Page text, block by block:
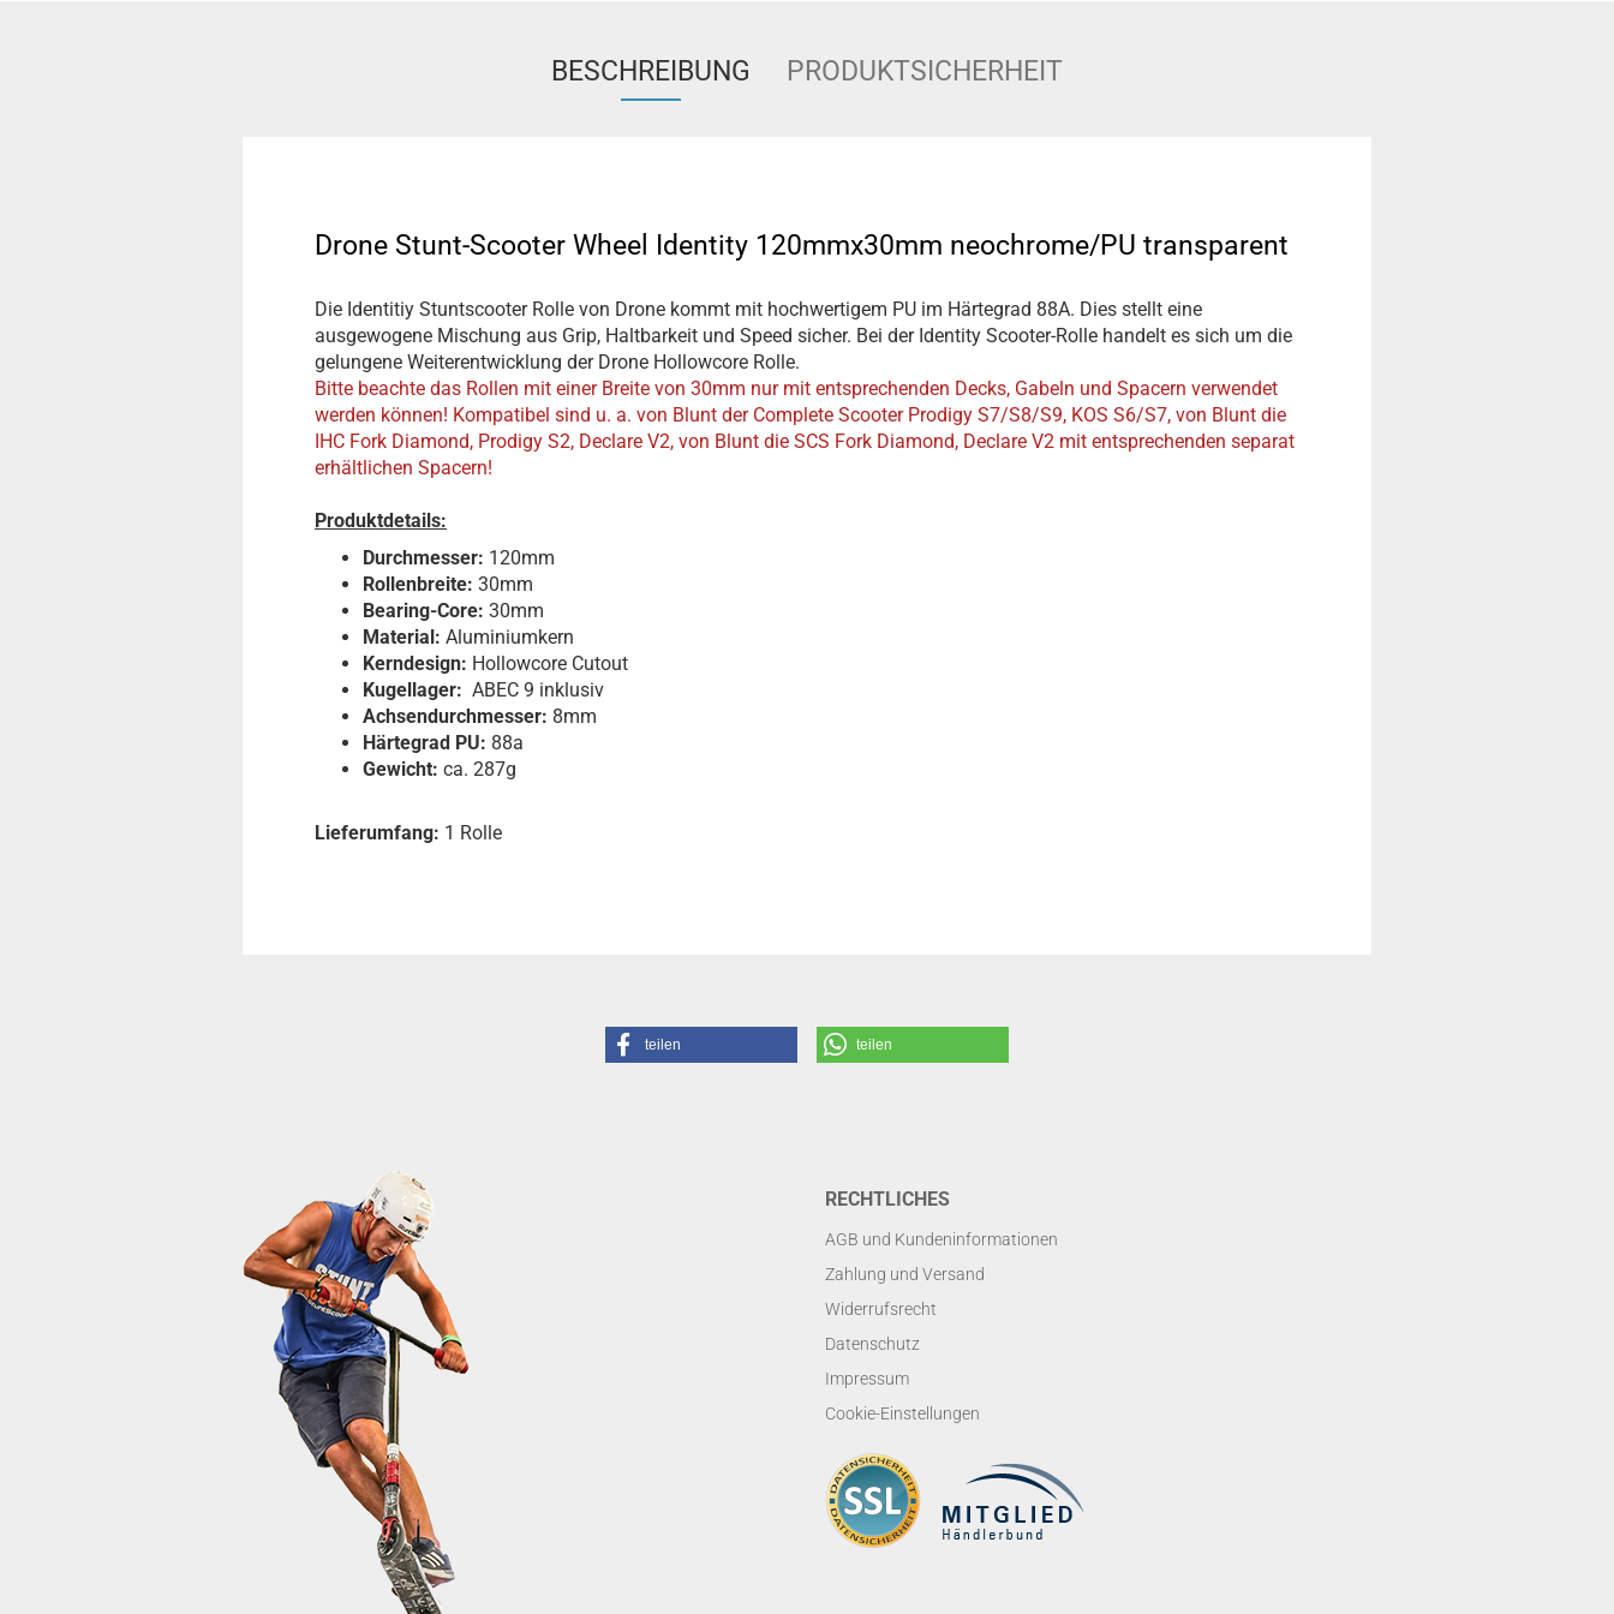
BESCHREIBUNG PRODUKTSICHERHEIT
Drone Stunt-Scooter Wheel Identity 120mmx30mm neochrome/PU transparent
Die Identitiy Stuntscooter Rolle von Drone kommt mit hochwertigem PU im Härtegrad 88A. Dies stellt eine
ausgewogene Mischung aus Grip, Haltbarkeit und Speed sicher. Bei der Identity Scooter-Rolle handelt es sich um die
gelungene Weiterentwicklung der Drone Hollowcore Rolle.
Bitte beachte das Rollen mit einer Breite von 30mm nur mit entsprechenden Decks, Gabeln und Spacern verwendet
werden können! Kompatibel sind u. a. von Blunt der Complete Scooter Prodigy S7/S8/S9, KOS S6/S7, von Blunt die
IHC Fork Diamond, Prodigy S2, Declare V2, von Blunt die SCS Fork Diamond, Declare V2 mit entsprechenden separat
erhältlichen Spacern!
Produktdetails:
Durchmesser: 120mm
Rollenbreite: 30mm
Bearing-Core: 30mm
Material: Aluminiumkern
Kerndesign: Hollowcore Cutout
Kugellager: ABEC 9 inklusiv
Achsendurchmesser: 8mm
Härtegrad PU: 88a
Gewicht: ca. 287g
Lieferumfang: 1 Rolle
teilen teilen
RECHTLICHES
AGB und Kundeninformationen
Zahlung und Versand
Widerrufsrecht
Datenschutz
Impressum
Cookie-Einstellungen